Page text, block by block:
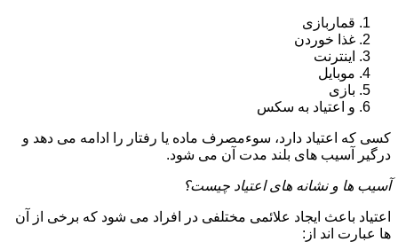
قماربازی
غذا خوردن
اینترنت
موبایل
بازی
و اعتیاد به سکس
کسی که اعتیاد دارد، سوءمصرف ماده یا رفتار را ادامه می دهد و
درگیر آسیب های بلند مدت آن می شود.
آسیب ها و نشانه های اعتیاد چیست؟
اعتیاد باعث ایجاد علائمی مختلفی در افراد می شود که برخی از آن
ها عبارت اند از: